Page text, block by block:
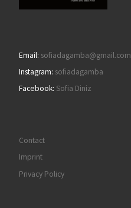
Email: sofiadagamba@gmail.com
Instagram: sofiadagamba
Facebook: Sofia Diniz
Contact
Imprint
Privacy Policy